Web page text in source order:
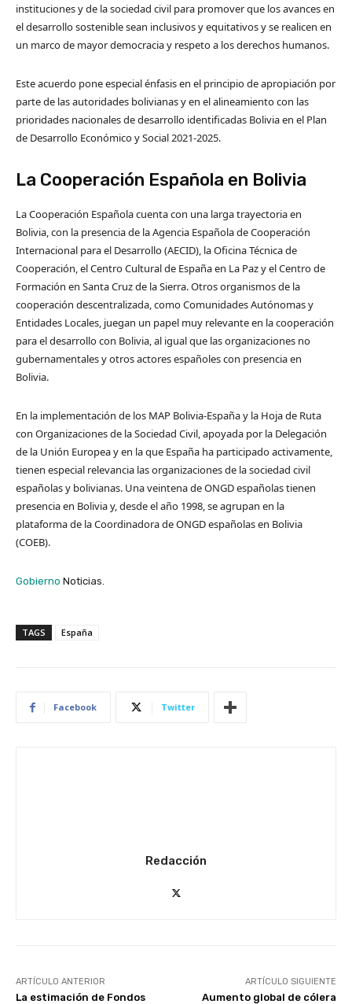
instituciones y de la sociedad civil para promover que los avances en
el desarrollo sostenible sean inclusivos y equitativos y se realicen en
un marco de mayor democracia y respeto a los derechos humanos.
Este acuerdo pone especial énfasis en el principio de apropiación por
parte de las autoridades bolivianas y en el alineamiento con las
prioridades nacionales de desarrollo identificadas Bolivia en el Plan
de Desarrollo Económico y Social 2021-2025.
La Cooperación Española en Bolivia
La Cooperación Española cuenta con una larga trayectoria en
Bolivia, con la presencia de la Agencia Española de Cooperación
Internacional para el Desarrollo (AECID), la Oficina Técnica de
Cooperación, el Centro Cultural de España en La Paz y el Centro de
Formación en Santa Cruz de la Sierra. Otros organismos de la
cooperación descentralizada, como Comunidades Autónomas y
Entidades Locales, juegan un papel muy relevante en la cooperación
para el desarrollo con Bolivia, al igual que las organizaciones no
gubernamentales y otros actores españoles con presencia en
Bolivia.
En la implementación de los MAP Bolivia-España y la Hoja de Ruta
con Organizaciones de la Sociedad Civil, apoyada por la Delegación
de la Unión Europea y en la que España ha participado activamente,
tienen especial relevancia las organizaciones de la sociedad civil
españolas y bolivianas. Una veintena de ONGD españolas tienen
presencia en Bolivia y, desde el año 1998, se agrupan en la
plataforma de la Coordinadora de ONGD españolas en Bolivia
(COEB).​
Gobierno Noticias.
TAGS España
Facebook Twitter
Redacción
ARTÍCULO ANTERIOR
La estimación de Fondos
ARTÍCULO SIGUIENTE
Aumento global de cólera